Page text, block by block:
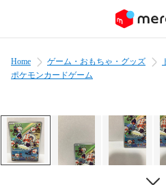
Home ゲーム・おもちゃ・グッズ
ポケモンカードゲーム